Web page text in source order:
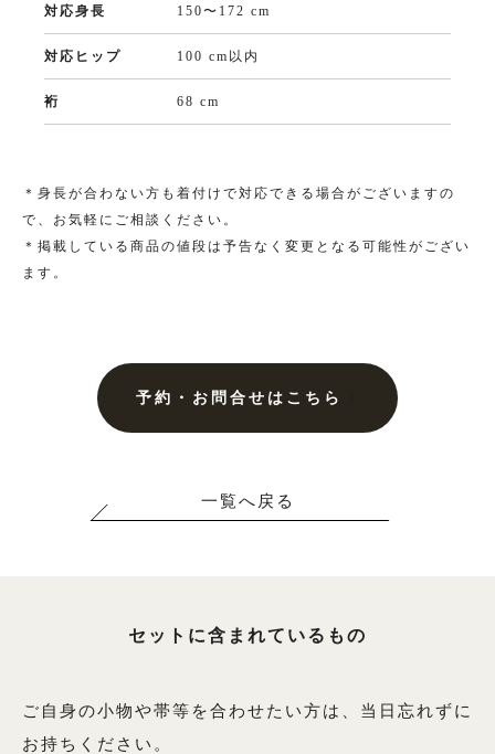
プラン・料金
色留袖の商品一覧へ
黒留袖
黒留袖の商品一覧へ
大きいサイズ一覧へ
9月用の商品一覧へ
対応身長 150〜172 cm
対応ヒップ 100 cm以内
裄 68 cm
＊身長が合わない方も着付けで対応できる場合がございますの
で、お気軽にご相談ください。
＊掲載している商品の値段は予告なく変更となる可能性がござい
ます。
予約・お問合せはこちら
一覧へ戻る
セットに含まれているもの
ご自身の小物や帯等を合わせたい方は、当日忘れずに
お持ちください。